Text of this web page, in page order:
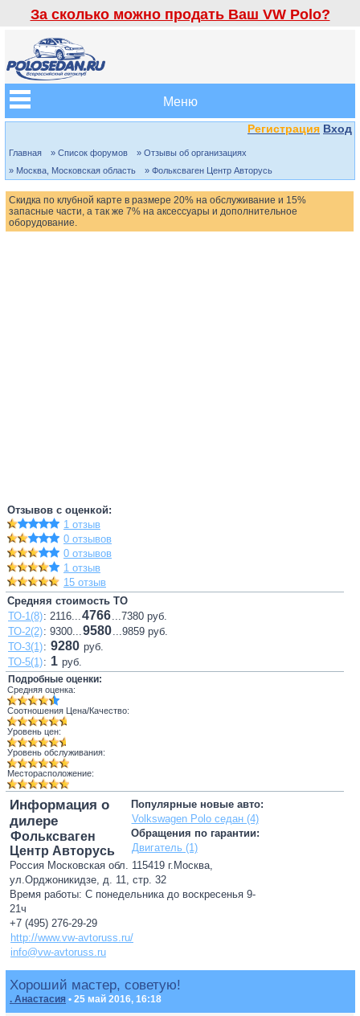
За сколько можно продать Ваш VW Polo?
Меню
Регистрация Вход
Главная » Список форумов
» Отзывы об организациях
» Москва, Московская область
» Фольксваген Центр Авторусь
Скидка по клубной карте в размере 20% на обслуживание и 15%
запасные части, а так же 7% на аксессуары и дополнительное
оборудование.
Отзывов с оценкой:
1 отзыв
0 отзывов
0 отзывов
1 отзыв
15 отзыв
Средняя стоимость ТО
ТО-1(8): 2116...4766...7380 руб.
ТО-2(2): 9300...9580...9859 руб.
ТО-3(1): 9280 руб.
ТО-5(1): 1 руб.
Подробные оценки:
Средняя оценка:
Соотношения Цена/Качество:
Уровень цен:
Уровень обслуживания:
Месторасположение:
Популярные новые авто:
Volkswagen Polo седан (4)
Обращения по гарантии:
Двигатель (1)
Информация о
дилере
Фольксваген
Центр Авторусь
Россия Московская обл. 115419 г.Москва,
ул.Орджоникидзе, д. 11, стр. 32
Время работы: С понедельника до воскресенья 9-
21ч
+7 (495) 276-29-29
http://www.vw-avtoruss.ru/
info@vw-avtoruss.ru
Хороший мастер, советую!
. Анастасия • 25 май 2016, 16:18